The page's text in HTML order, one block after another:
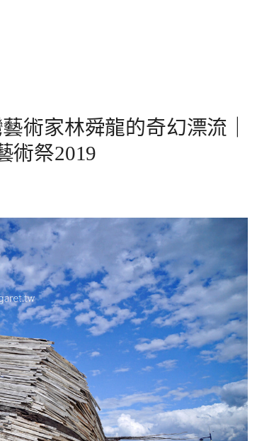
術家林舜龍的奇幻漂流｜
術祭2019